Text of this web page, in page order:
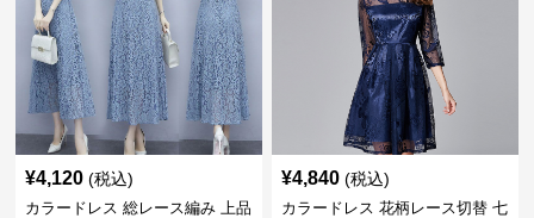
¥4,120 (税込)
カラードレス 総レース編み 上品
¥4,840 (税込)
カラードレス 花柄レース切替 七